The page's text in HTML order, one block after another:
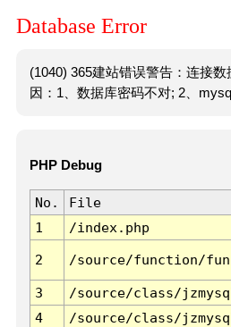
Database Error
(1040) 365建站错误警告：连接
因：1、数据库密码不对; 2、
PHP Debug
No. File
1
/index.php
2 /source/function/
3 /source/class/
4
/source/class/